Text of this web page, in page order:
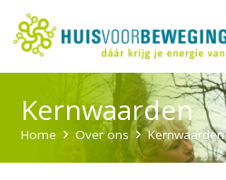
Kernwaarden
Home Over ons Kernwaarden